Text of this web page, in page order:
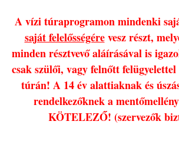
A vízi túraprogramon mindenki
saját felelősségérevesz részt,
minden résztvevő aláírásával is
csak szülői, vagy felnőtt
túrán! A 14 év alattiaknak és
rendelkezőknek a
KÖTELEZŐ! (szervezők